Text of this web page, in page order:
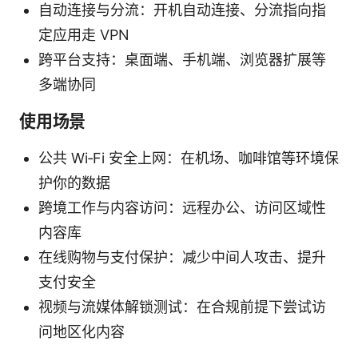
自动连接与分流：开机自动连接、分流指向指
定应用走 VPN
跨平台支持：桌面端、手机端、浏览器扩展等
多端协同
使用场景
公共 Wi‑Fi 安全上网：在机场、咖啡馆等环境保
护你的数据
跨境工作与内容访问：远程办公、访问区域性
内容库
在线购物与支付保护：减少中间人攻击、提升
支付安全
视频与流媒体解锁测试：在合规前提下尝试访
问地区化内容